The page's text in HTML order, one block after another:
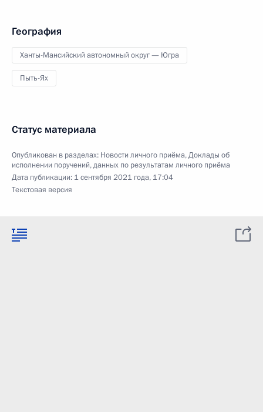
География
Ханты-Мансийский автономный округ — Югра
Пыть-Ях
Статус материала
Опубликован в разделах: Новости личного приёма,Доклады об
исполнении поручений, данных по результатам личного приёма
Дата публикации: 1 сентября 2021 года, 17:04
Текстовая версия